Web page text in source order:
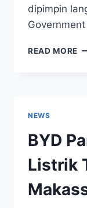
dipimpin
READ MORE
NEWS
BYD
Listrik